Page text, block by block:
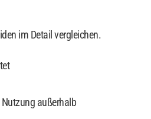
im Detail vergleichen.
außerhalb